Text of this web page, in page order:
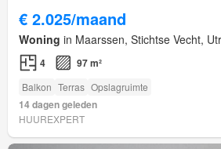
€ 2.025/maand
Woning in Maarssen, Stichtse Vecht,
4 97 m²
Balkon Terras Opslagruimte
14 dagen geleden
HUUREXPERT